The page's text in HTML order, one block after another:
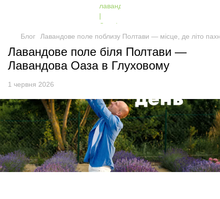
Блог Лавандове поле поблизу Полтави — місце, де літо
Лавандове поле біля Полтави —
Лавандова Оаза в Глуховому
1 червня 2026